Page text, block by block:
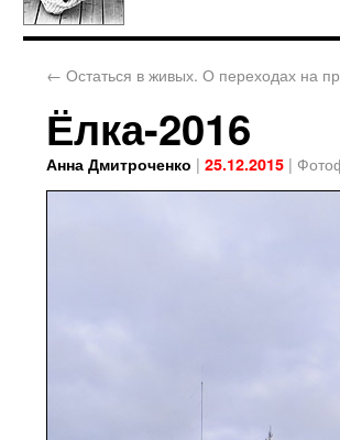
← Остаться в живых. О переходах на
Ёлка-2016
Анна Дмитроченко | 25.12.2015 |